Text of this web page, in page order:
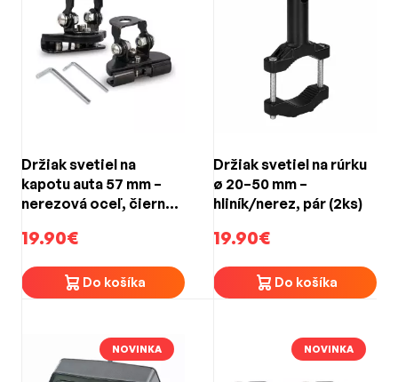
Držiak svetiel na
kapotu auta 57 mm –
nerezová oceľ, čierny
19.90€
Do košíka
Držiak svetiel na rúrku
ø 20–50 mm –
hliník/nerez, pár (2ks)
19.90€
Do košíka
NOVINKA NOVINKA